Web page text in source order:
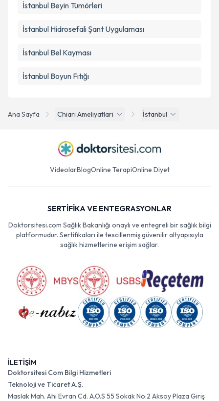
Ana Sayfa Chiari Ameliyatlari İstanbul
İstanbul Beyin Tümörleri
İstanbul Hidrosefali Şant Uygulaması
İstanbul Bel Kayması
İstanbul Boyun Fıtığı
VideolarBlogOnline TerapiOnline Diyet
SERTİFİKA VE ENTEGRASYONLAR
Doktorsitesi.com Sağlık Bakanlığı onaylı ve entegreli bir sağlık bilgi
platformudur. Sertifikaları ile tescillenmiş güvenilir altyapısıyla
sağlık hizmetlerine erişim sağlar.
İLETİŞİM
Doktorsitesi Com Bilgi Hizmetleri
Teknoloji ve Ticaret A.Ş.
Maslak Mah. Ahi Evran Cd. A.O.S 55 Sokak No:2 Aksoy Plaza Giriş